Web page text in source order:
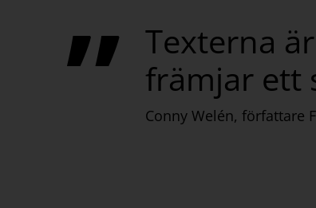
Texterna
främjar ett
Conny Welén, författare